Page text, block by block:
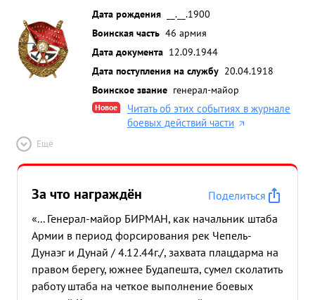
Дата рождения
__.__.1900
Воинская часть 46 армия
Дата документа 12.09.1944
Дата поступления на службу 20.04.1918
Воинское звание генерал-майор
Новое
Читать об этих событиях в журнале
боевых действий части
Ещё
За что награждён
Поделиться
«... Генерал-майор БИРМАН, как начальник штаба
Армии в период форсирования рек Чепель-
Дунаэг и Дунай / 4.12.44г./, захвата плацдарма на
правом берегу, южнее Будапешта, сумел сколатить
работу штаба на четкое выполнение боевых